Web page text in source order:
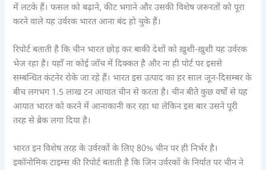
में लटके हैं। फसल को बढ़ाने, कीट भगाने और उसकी विशेष जरूरतों को पूरा
करने वाले यह उर्वरक भारत आना बंद हो चुके हैं।
रिपोर्ट बताती है कि चीन भारत छोड़ कर बाकी देशों को ख़ुशी-ख़ुशी यह उर्वरक
भेज रहा है। यहाँ ना कोई जाँच में दिक्कत है और ना ही पोर्ट पर इससे
सम्बन्धित कंटनेर रोके जा रहे हैं। भारत इस उत्पाद का हर साल जून-दिसम्बर के
बीच लगभग 1.5 लाख टन आयात चीन से करता है। चीन बीते कुछ वर्षों से यह
आयात भारत को करने में आनाकानी कर रहा था लेकिन इस बार उसने पूरी
तरह से ब्रेक लगा दिया है।
भारत इन विशेष तरह के उर्वरकों के लिए 80% चीन पर ही निर्भर है।
इकॉनोमिक टाइम्स की रिपोर्ट बताती है कि जिन उर्वरकों के निर्यात पर चीन ने